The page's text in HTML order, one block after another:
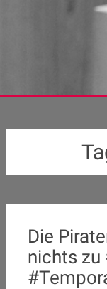
Die
nichts zu